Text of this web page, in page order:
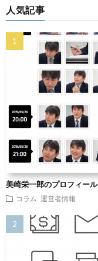
人気記事
美崎栄一郎のプロフィール
コラム 運営者情報